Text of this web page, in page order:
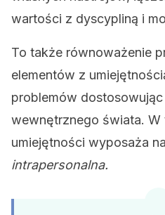
wartości z dyscypliną i
To także równoważenie
elementów z
problemów
wewnętrznego świata. W
umiejętności wyposaża
intrapersonalna.